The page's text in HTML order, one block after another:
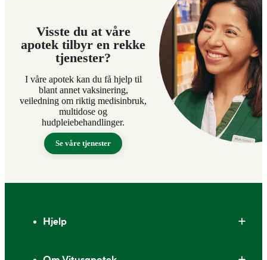
Visste du at våre
apotek tilbyr en rekke
tjenester?
I våre apotek kan du få hjelp til
blant annet vaksinering,
veiledning om riktig medisinbruk,
multidose og
hudpleiebehandlinger.
Se våre tjenester
Hjelp